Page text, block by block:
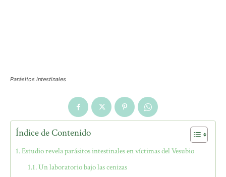
Parásitos intestinales
Índice de Contenido
Estudio revela parásitos intestinales en víctimas del Vesubio
Un laboratorio bajo las cenizas